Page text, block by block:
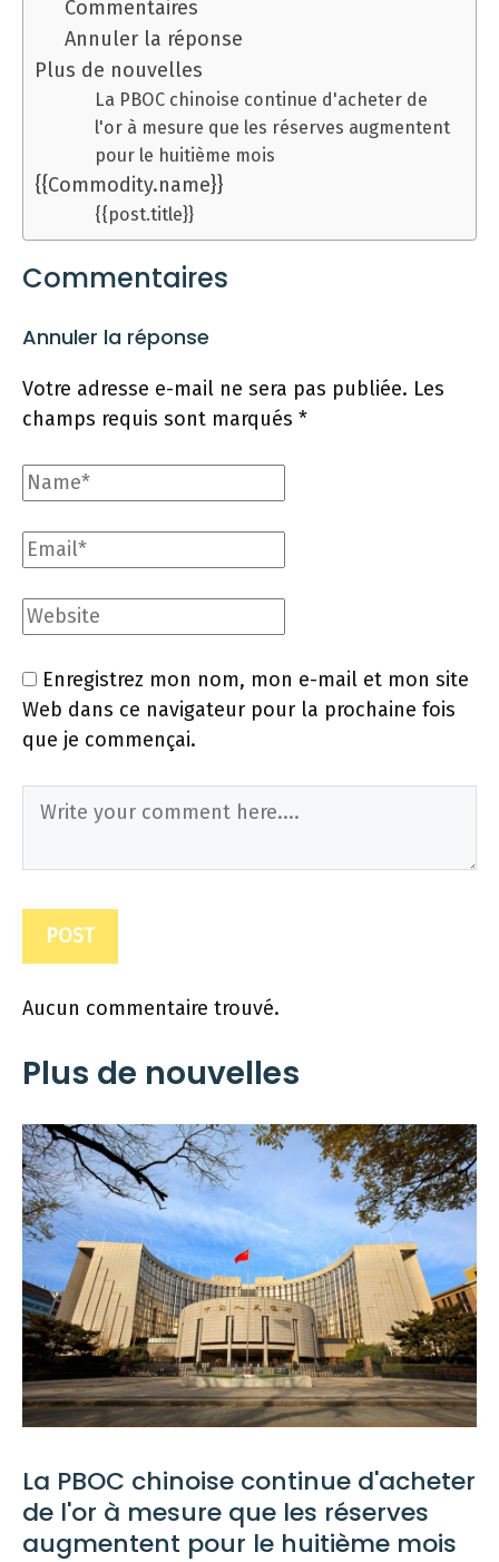
Commentaires
Annuler la réponse
Plus de nouvelles
La PBOC chinoise continue d'acheter de
l'or à mesure que les réserves augmentent
pour le huitième mois
{{Commodity.name}}
{{post.title}}
Commentaires
Annuler la réponse
Votre adresse e-mail ne sera pas publiée. Les
champs requis sont marqués *
Enregistrez mon nom, mon e-mail et mon site
Web dans ce navigateur pour la prochaine fois
que je commençai.
Aucun commentaire trouvé.
Plus de nouvelles
La PBOC chinoise continue d'acheter
de l'or à mesure que les réserves
augmentent pour le huitième mois